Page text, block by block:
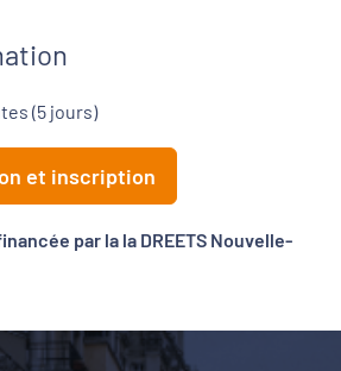
(5 jours)
et inscription
par la la DREETS Nouvelle-